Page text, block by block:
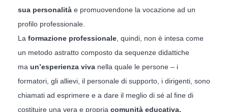
sua personalità e promuovendone la vocazione ad un
profilo professionale.
La formazione professionale , quindi, non è intesa come
un metodo astratto composto da sequenze didattiche
ma un’esperienza viva nella quale le persone – i
formatori, gli allievi, il personale di supporto, i dirigenti, sono
chiamati ad esprimere e a dare il meglio di sé al fine di
costituire una vera e propria comunità educativa.